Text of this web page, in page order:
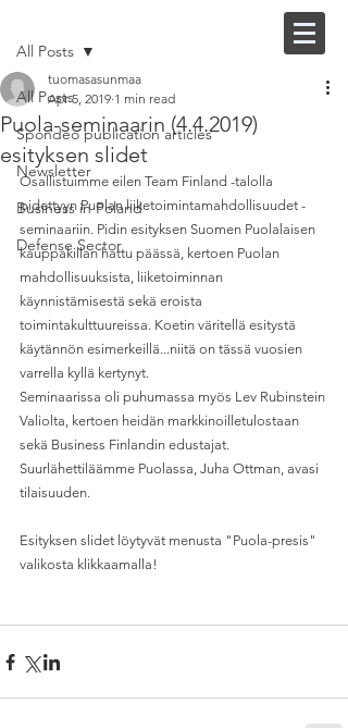
All Posts
Spondeo publication articles
Newsletter
Business in Poland
Defense Sector
All Posts
Puola-seminaarin (4.4.2019)
esityksen slidet
tuomasasunmaa
Apr 5, 2019 1 min read
Osallistuimme eilen Team Finland -talolla
pidettyyn Puolan liiketoimintamahdollisuudet -
seminaariin. Pidin esityksen Suomen Puolalaisen
kauppakillan hattu päässä, kertoen Puolan
mahdollisuuksista, liiketoiminnan
käynnistämisestä sekä eroista
toimintakulttuureissa. Koetin väritellä esitystä
käytännön esimerkeillä...niitä on tässä vuosien
varrella kyllä kertynyt.
Seminaarissa oli puhumassa myös Lev Rubinstein
Valiolta, kertoen heidän markkinoilletulostaan
sekä Business Finlandin edustajat.
Suurlähettiläämme Puolassa, Juha Ottman, avasi
tilaisuuden.
Esityksen slidet löytyvät menusta "Puola-presis"
valikosta klikkaamalla!